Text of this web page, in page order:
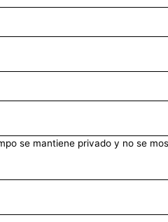
se mantiene privado y no se